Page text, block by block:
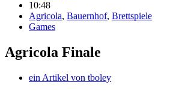
10:48
Agricola, Bauernhof, Brettspiele
Games
Agricola Finale
ein Artikel von tboley